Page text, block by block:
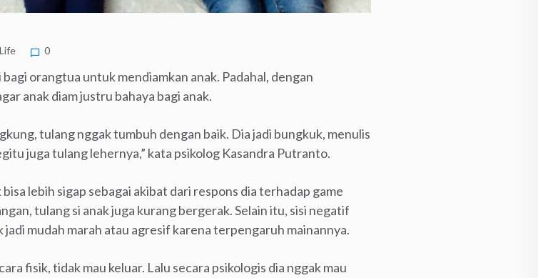
Life 0
orangtua untuk mendiamkan anak. Padahal, dengan
anak diam justru bahaya bagi anak.
tulang nggak tumbuh dengan baik. Dia jadi bungkuk, menulis
juga tulang lehernya,” kata psikolog Kasandra Putranto.
lebih sigap sebagai akibat dari respons dia terhadap game
tulang si anak juga kurang bergerak. Selain itu, sisi negatif
mudah marah atau agresif karena terpengaruh mainannya.
fisik, tidak mau keluar. Lalu secara psikologis dia nggak mau